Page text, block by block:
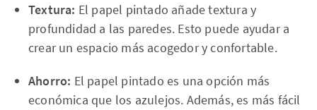
Textura: El papel pintado añade textura y
profundidad a las paredes. Esto puede ayudar a
crear un espacio más acogedor y confortable.
Ahorro: El papel pintado es una opción más
económica que los azulejos. Además, es más fácil